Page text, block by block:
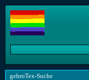
gehroTex-Suche